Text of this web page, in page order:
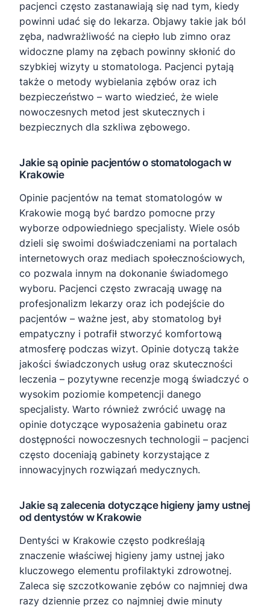
pacjenci często zastanawiają się nad tym, kiedy
powinni udać się do lekarza. Objawy takie jak ból
zęba, nadwrażliwość na ciepło lub zimno oraz
widoczne plamy na zębach powinny skłonić do
szybkiej wizyty u stomatologa. Pacjenci pytają
także o metody wybielania zębów oraz ich
bezpieczeństwo – warto wiedzieć, że wiele
nowoczesnych metod jest skutecznych i
bezpiecznych dla szkliwa zębowego.
Jakie są opinie pacjentów o stomatologach w
Krakowie
Opinie pacjentów na temat stomatologów w
Krakowie mogą być bardzo pomocne przy
wyborze odpowiedniego specjalisty. Wiele osób
dzieli się swoimi doświadczeniami na portalach
internetowych oraz mediach społecznościowych,
co pozwala innym na dokonanie świadomego
wyboru. Pacjenci często zwracają uwagę na
profesjonalizm lekarzy oraz ich podejście do
pacjentów – ważne jest, aby stomatolog był
empatyczny i potrafił stworzyć komfortową
atmosferę podczas wizyt. Opinie dotyczą także
jakości świadczonych usług oraz skuteczności
leczenia – pozytywne recenzje mogą świadczyć o
wysokim poziomie kompetencji danego
specjalisty. Warto również zwrócić uwagę na
opinie dotyczące wyposażenia gabinetu oraz
dostępności nowoczesnych technologii – pacjenci
często doceniają gabinety korzystające z
innowacyjnych rozwiązań medycznych.
Jakie są zalecenia dotyczące higieny jamy ustnej
od dentystów w Krakowie
Dentyści w Krakowie często podkreślają
znaczenie właściwej higieny jamy ustnej jako
kluczowego elementu profilaktyki zdrowotnej.
Zaleca się szczotkowanie zębów co najmniej dwa
razy dziennie przez co najmniej dwie minuty